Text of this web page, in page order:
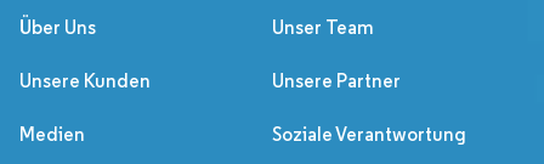
Über Uns
Unser Team
Unsere Kunden Unsere Partner
Medien Soziale Verantwortung